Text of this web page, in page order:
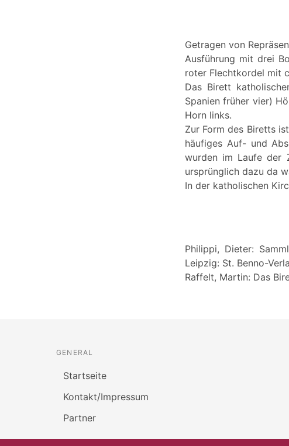
Getragen von
Ausführung mit drei
roter Flechtkordel mit
Das Birett
Spanien früher vier)
Horn links.
Zur Form des Biretts
häufiges Auf- und
wurden im Laufe der
ursprünglich dazu da
In der katholischen
Philippi, Dieter:
Leipzig: St. Benno-
Raffelt, Martin: Das
GENERAL
Startseite
Kontakt/Impressum
Partner